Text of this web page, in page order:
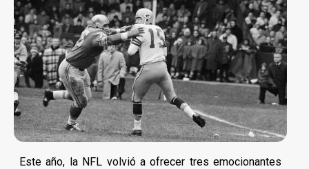
Este año, la NFL volvió a ofrecer tres emocionantes